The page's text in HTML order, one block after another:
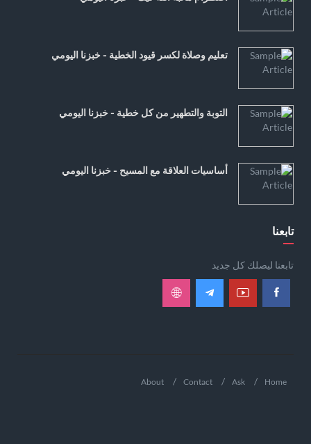
تعليم وصلاة لكسر قيود الخطية - خبزنا اليومي
التوبة والتطهير من كل خطية - خبزنا اليومي
أساسيات العلاقة مع المسيح - خبزنا اليومي
تابعنا
تابعنا ليصلك كل جديد
Home
Ask
Contact
About